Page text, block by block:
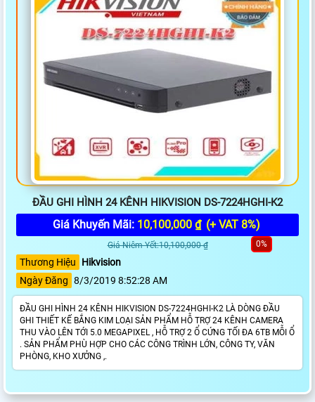
ĐẦU GHI HÌNH 24 KÊNH HIKVISION DS-7224HGHI-K2
Giá Khuyến Mãi: 10,100,000 ₫ (+ VAT 8%)
Giá Niêm Yết:10,100,000 ₫ 0%
Thương Hiệu
Hikvision
Ngày Đăng 8/3/2019 8:52:28 AM
ĐẦU GHI HÌNH 24 KÊNH HIKVISION DS-7224HGHI-K2 LÀ DÒNG ĐẦU
GHI THIẾT KẾ BẮNG KIM LOẠI SẢN PHẨM HỖ TRỢ 24 KÊNH CAMERA
THU VÀO LÊN TỚI 5.0 MEGAPIXEL , HỖ TRỢ 2 Ổ CỨNG TỐI ĐA 6TB MỖI Ổ
. SẢN PHẨM PHÙ HỢP CHO CÁC CÔNG TRÌNH LỚN, CÔNG TY, VĂN
PHÒNG, KHO XƯỞNG ,.